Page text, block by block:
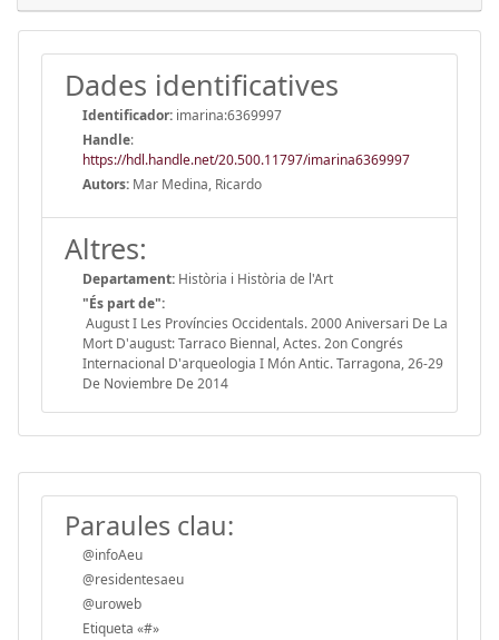
Dades identificatives
Identificador: imarina:6369997
Handle:
https://hdl.handle.net/20.500.11797/imarina6369997
Autors: Mar Medina, Ricardo
Altres:
Departament: Història i Història de l'Art
"És part de":
August I Les Províncies Occidentals. 2000 Aniversari De La
Mort D'august: Tarraco Biennal, Actes. 2on Congrés
Internacional D'arqueologia I Món Antic. Tarragona, 26-29
De Noviembre De 2014
Paraules clau:
@infoAeu
@residentesaeu
@uroweb
Etiqueta «#»